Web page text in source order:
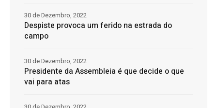
Despiste provoca um ferido na estrada do
campo
30 de Dezembro, 2022
Presidente da Assembleia é que decide o que
vai para atas
30 de Dezembro, 2022